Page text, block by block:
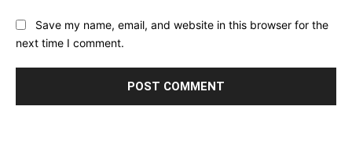
Save my name, email, and website in this browser for the
next time I comment.